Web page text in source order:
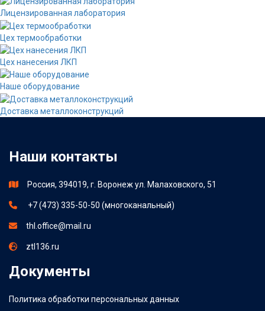
Лицензированная лаборатория
Цех термообработки
Цех нанесения ЛКП
Наше оборудование
Доставка металлоконструкций
Наши контакты
Россия, 394019, г. Воронеж ул. Малаховского, 51
+7 (473) 335-50-50 (многоканальный)
thl.office@mail.ru
ztl136.ru
Документы
Политика обработки персональных данных